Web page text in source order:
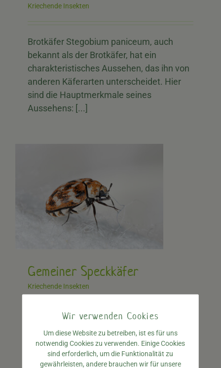
Kriechende Insekten
Brotkäfer Stegobium paniceum, auch
bekannt als der Brotkäfer, hat ein
charakteristisches Aussehen, das ihn von
anderen Käferarten unterscheidet. Hier
sind die Hauptmerkmale seines
Aussehens: [...]
Gemeiner Speckkäfer
Kriechende Insekten
Gemeiner Speckkäfer / Teppichkäfer /
Museumskäfer / Wollkrautblütenkäfer /
Pelzkäfer Die große Familie der
Speckkäfer erfüllt in der Natur die wichtige
Wir verwenden Cookies
Um diese Website zu betreiben, ist es für uns
notwendig Cookies zu verwenden. Einige Cookies
sind erforderlich, um die Funktionalität zu
gewährleisten, andere brauchen wir für unsere